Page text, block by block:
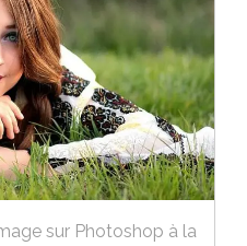
sur Photoshop à la